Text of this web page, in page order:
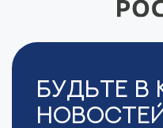
Будьте в